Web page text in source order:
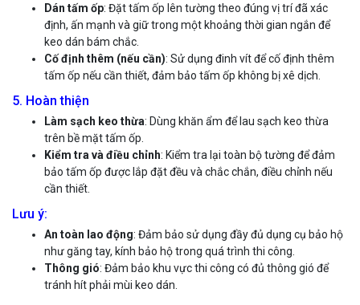
Dán tấm ốp: Đặt tấm ốp lên tường theo đúng vị trí đã xác
định, ấn mạnh và giữ trong một khoảng thời gian ngắn để
keo dán bám chắc.
Cố định thêm (nếu cần): Sử dụng đinh vít để cố định thêm
tấm ốp nếu cần thiết, đảm bảo tấm ốp không bị xê dịch.
5. Hoàn thiện
Làm sạch keo thừa: Dùng khăn ẩm để lau sạch keo thừa
trên bề mặt tấm ốp.
Kiểm tra và điều chỉnh: Kiểm tra lại toàn bộ tường để đảm
bảo tấm ốp được lắp đặt đều và chắc chắn, điều chỉnh nếu
cần thiết.
Lưu ý:
An toàn lao động: Đảm bảo sử dụng đầy đủ dụng cụ bảo hộ
như găng tay, kính bảo hộ trong quá trình thi công.
Thông gió: Đảm bảo khu vực thi công có đủ thông gió để
tránh hít phải mùi keo dán.